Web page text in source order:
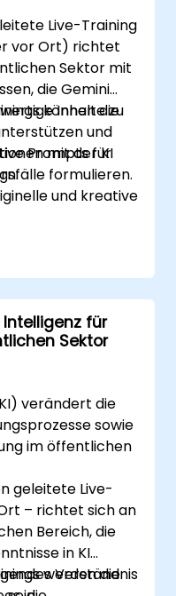
Live-Training
vor Ort) richtet
Sektor mit
die Gemini
Inhalte zu
und
mit der KI
können die
Prompts für
formulieren.
und kreative
vergleichen.
zur
von Ideen
für
Sektor
verändert die
sowie
im öffentlichen
geleitete Live-
– richtet sich an
Bereich, die
in KI
Verständnis
werden die